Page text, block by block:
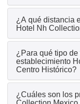
¿A qué distancia
Hotel Nh
¿Para qué tipo
establecimiento
Centro Histórico?
¿Cuáles son los